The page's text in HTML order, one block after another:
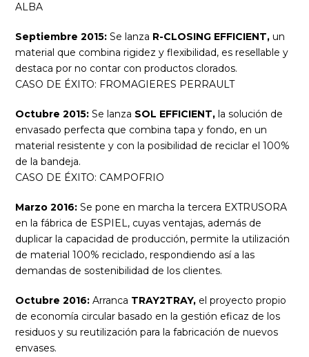
ALBA
Septiembre 2015: Se lanza R-CLOSING EFFICIENT, un
material que combina rigidez y flexibilidad, es resellable y
destaca por no contar con productos clorados.
CASO DE ÉXITO: FROMAGIERES PERRAULT
Octubre 2015: Se lanza SOL EFFICIENT, la solución de
envasado perfecta que combina tapa y fondo, en un
material resistente y con la posibilidad de reciclar el 100%
de la bandeja.
CASO DE ÉXITO: CAMPOFRIO
Marzo 2016: Se pone en marcha la tercera EXTRUSORA
en la fábrica de ESPIEL, cuyas ventajas, además de
duplicar la capacidad de producción, permite la utilización
de material 100% reciclado, respondiendo así a las
demandas de sostenibilidad de los clientes.
Octubre 2016:Arranca TRAY2TRAY, el proyecto propio
de economía circular basado en la gestión eficaz de los
residuos y su reutilización para la fabricación de nuevos
envases.